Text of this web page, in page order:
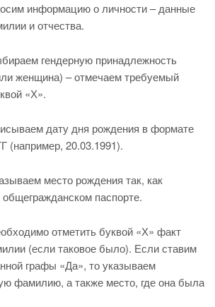
информацию о личности – данные
и отчества.
гендерную принадлежность
женщина) – отмечаем требуемый
«Х».
дату дня рождения в формате
20.03.1991).
место рождения так, как
общегражданском паспорте.
отметить буквой «Х» факт
(если таковое было). Если ставим
графы «Да», то указываем
фамилию, а также место, где она была